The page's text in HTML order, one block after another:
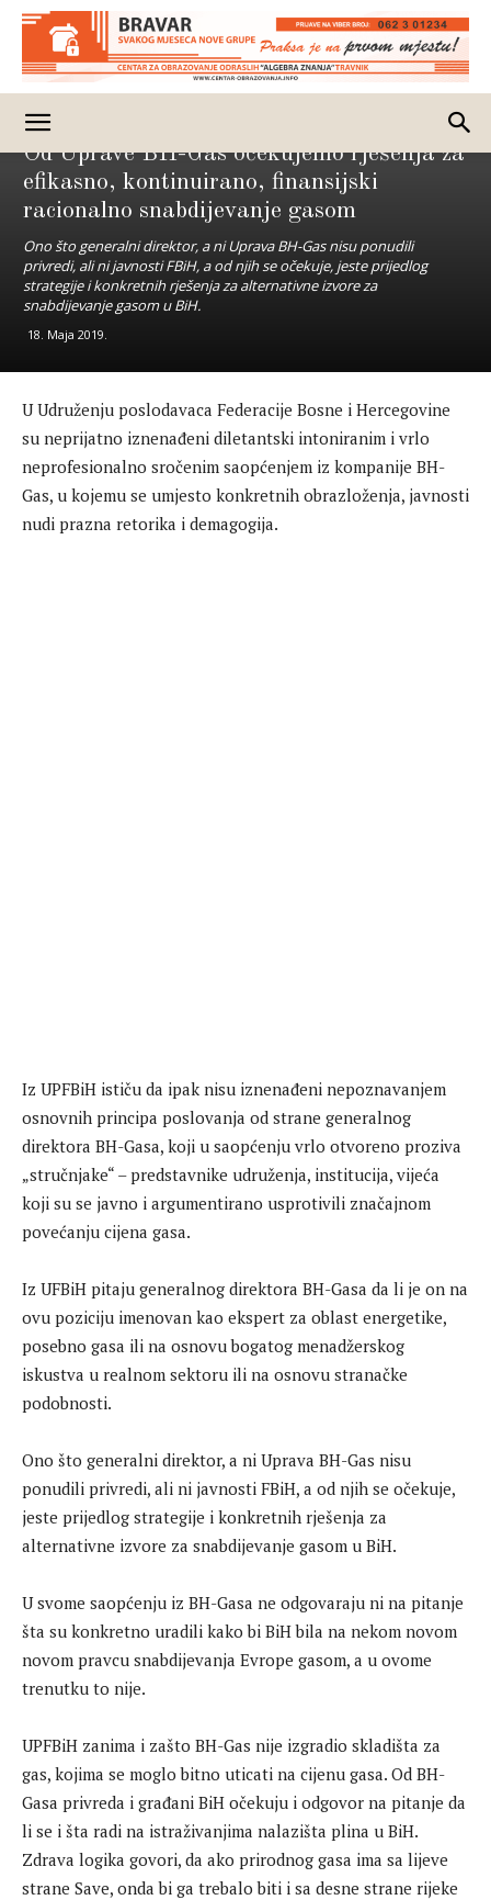
Vijesti
Od Uprave BH-Gas očekujemo rješenja za
efikasno, kontinuirano, finansijski
racionalno snabdijevanje gasom
Ono što generalni direktor, a ni Uprava BH-Gas nisu ponudili
privredi, ali ni javnosti FBiH, a od njih se očekuje, jeste prijedlog
strategije i konkretnih rješenja za alternativne izvore za
snabdijevanje gasom u BiH.
18. Maja 2019.
U Udruženju poslodavaca Federacije Bosne i Hercegovine
su neprijatno iznenađeni diletantski intoniranim i vrlo
neprofesionalno sročenim saopćenjem iz kompanije BH-
Gas, u kojemu se umjesto konkretnih obrazloženja, javnosti
nudi prazna retorika i demagogija.
Iz UPFBiH ističu da ipak nisu iznenađeni nepoznavanjem
osnovnih principa poslovanja od strane generalnog
direktora BH-Gasa, koji u saopćenju vrlo otvoreno proziva
„stručnjake“ – predstavnike udruženja, institucija, vijeća
koji su se javno i argumentirano usprotivili značajnom
povećanju cijena gasa.
Iz UFBiH pitaju generalnog direktora BH-Gasa da li je on na
ovu poziciju imenovan kao ekspert za oblast energetike,
posebno gasa ili na osnovu bogatog menadžerskog
iskustva u realnom sektoru ili na osnovu stranačke
podobnosti.
Ono što generalni direktor, a ni Uprava BH-Gas nisu
ponudili privredi, ali ni javnosti FBiH, a od njih se očekuje,
jeste prijedlog strategije i konkretnih rješenja za
alternativne izvore za snabdijevanje gasom u BiH.
U svome saopćenju iz BH-Gasa ne odgovaraju ni na pitanje
šta su konkretno uradili kako bi BiH bila na nekom novom
novom pravcu snabdijevanja Evrope gasom, a u ovome
trenutku to nije.
UPFBiH zanima i zašto BH-Gas nije izgradio skladišta za
gas, kojima se moglo bitno uticati na cijenu gasa. Od BH-
Gasa privreda i građani BiH očekuju i odgovor na pitanje da
li se i šta radi na istraživanjima nalazišta plina u BiH.
Zdrava logika govori, da ako prirodnog gasa ima sa lijeve
strane Save, onda bi ga trebalo biti i sa desne strane rijeke